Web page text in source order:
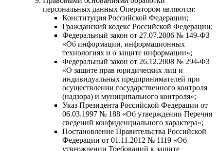
персональных данных Оператором являются:
Конституция Российской Федерации;
Гражданский кодекс Российской Федерации;
Федеральный закон от 27.07.2006 № 149-ФЗ
«Об информации, информационных
технологиях и о защите информации»;
Федеральный закон от 26.12.2008 № 294-ФЗ
«О защите прав юридических лиц и
индивидуальных предпринимателей при
осуществлении государственного контроля
(надзора) и муниципального контроля»;
Указ Президента Российской Федерации от
06.03.1997 № 188 «Об утверждении Перечня
сведений конфиденциального характера»;
Постановление Правительства Российской
Федерации от 01.11.2012 № 1119 «Об
утверждении Требований к защите